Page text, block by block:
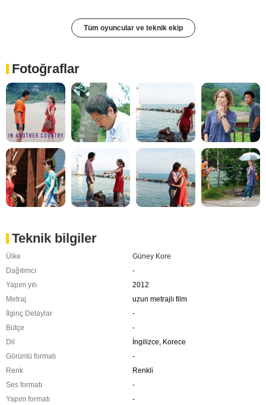
Tüm oyuncular ve teknik ekip
Fotoğraflar
Teknik bilgiler
Ülke
Güney Kore
Dağıtımcı
-
Yapım yılı
2012
Metraj
uzun metrajlı film
İlginç Detaylar
-
Bütçe
-
Dil
İngilizce, Korece
Görüntü formatı
-
Renk
Renkli
Ses formatı
-
Yapım formatı
-